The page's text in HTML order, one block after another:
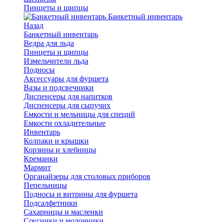
Пинцеты и щипцы
Банкетный инвентарь
Назад
Банкетный инвентарь
Ведра для льда
Пинцеты и щипцы
Измельчители льда
Подносы
Аксессуары для фуршета
Вазы и подсвечники
Диспенсеры для напитков
Диспенсеры для сыпучих
Емкости и мельницы для специй
Емкости охладительные
Инвентарь
Колпаки и крышки
Корзины и хлебницы
Креманки
Мармит
Органайзеры для столовых приборов
Пепельницы
Подносы и витрины для фуршета
Подсалфетники
Сахарницы и масленки